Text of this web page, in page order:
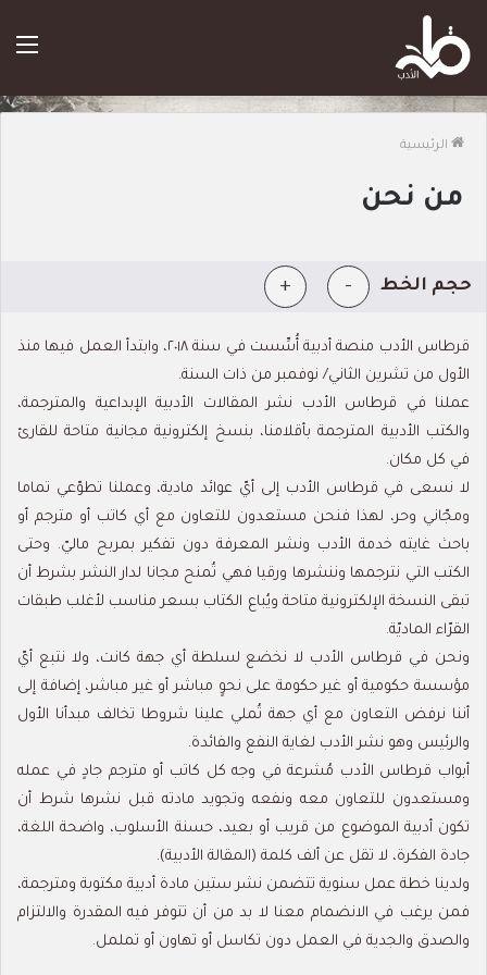
الرئيسية
من نحن
حجم الخط -
+
قرطاس الأدب منصة أدبية أُسِّست في سنة ٢٠١٨، وابتدأ العمل فيها منذ
الأول من تشرين الثاني/ نوفمبر من ذات السنة.
عملنا في قرطاس الأدب نشر المقالات الأدبية الإبداعية والمترجمة،
والكتب الأدبية المترجمة بأقلامنا، بنسخ إلكترونية مجانية متاحة للقارئ
في كل مكان.
لا نسعى في قرطاس الأدب إلى أيّ عوائد مادية، وعملنا تطوّعي تماما
ومجّاني وحر، لهذا فنحن مستعدون للتعاون مع أي كاتب أو مترجم أو
باحث غايته خدمة الأدب ونشر المعرفة دون تفكير بمربح ماليّ. وحتى
الكتب التي نترجمها وننشرها ورقيا فهي تُمنح مجانا لدار النشر بشرط أن
تبقى النسخة الإلكترونية متاحة ويُباع الكتاب بسعر مناسب لأغلب طبقات
القرّاء الماديّة.
ونحن في قرطاس الأدب لا نخضع لسلطة أي جهة كانت، ولا نتبع أيّ
مؤسسة حكومية أو غير حكومة على نحوٍ مباشر أو غير مباشر، إضافة إلى
أننا نرفض التعاون مع أي جهة تُملي علينا شروطا تخالف مبدأنا الأول
والرئيس وهو نشر الأدب لغاية النفع والفائدة.
أبواب قرطاس الأدب مُشرعة في وجه كل كاتب أو مترجم جادٍ في عمله
ومستعدون للتعاون معه ونفعه وتجويد مادته قبل نشرها شرط أن
تكون أدبية الموضوع من قريب أو بعيد، حسنة الأسلوب، واضحة اللغة،
جادة الفكرة، لا تقل عن ألف كلمة (المقالة الأدبية).
ولدينا خطة عمل سنوية تتضمن نشر ستين مادة أدبية مكتوبة ومترجمة،
فمن يرغب في الانضمام معنا لا بد من أن تتوفر فيه المقدرة والالتزام
والصدق والجدية في العمل دون تكاسل أو تهاون أو تململ.